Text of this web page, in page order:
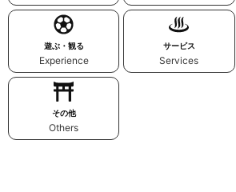
遊ぶ・観る
Experience
サービス
Services
その他
Others